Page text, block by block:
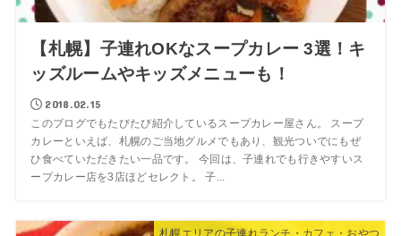
【札幌】子連れOKなスープカレー 3選！キ
ッズルームやキッズメニューも！
2018.02.15
このブログでもたびたび紹介しているスープカレー屋さん。 スープ
カレーといえば、札幌のご当地グルメでもあり、観光ついでにもぜ
ひ食べていただきたい一品です。 今回は、子連れでも行きやすいス
ープカレー店を3店ほどセレクト。 子...
札幌エリアの子連れランチ・カフェ・おやつ